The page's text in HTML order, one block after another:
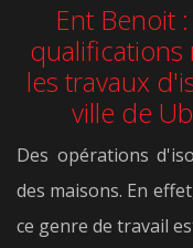
Ent Benoit
les travaux
ville de
Des opérations
des maisons. En
ce genre de travail